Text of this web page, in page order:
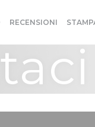
RECENSIONI